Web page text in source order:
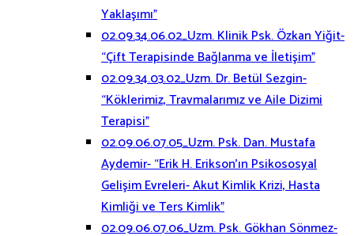
Yaklaşımı”
02.09.34.06.02_Uzm. Klinik Psk. Özkan Yiğit-
“Çift Terapisinde Bağlanma ve İletişim”
02.09.34.03.02_Uzm. Dr. Betül Sezgin-
“Köklerimiz, Travmalarımız ve Aile Dizimi
Terapisi”
02.09.06.07.05_Uzm. Psk. Dan. Mustafa
Aydemir- “Erik H. Erikson’ın Psikososyal
Gelişim Evreleri- Akut Kimlik Krizi, Hasta
Kimliği ve Ters Kimlik”
02.09.06.07.06_Uzm. Psk. Gökhan Sönmez-